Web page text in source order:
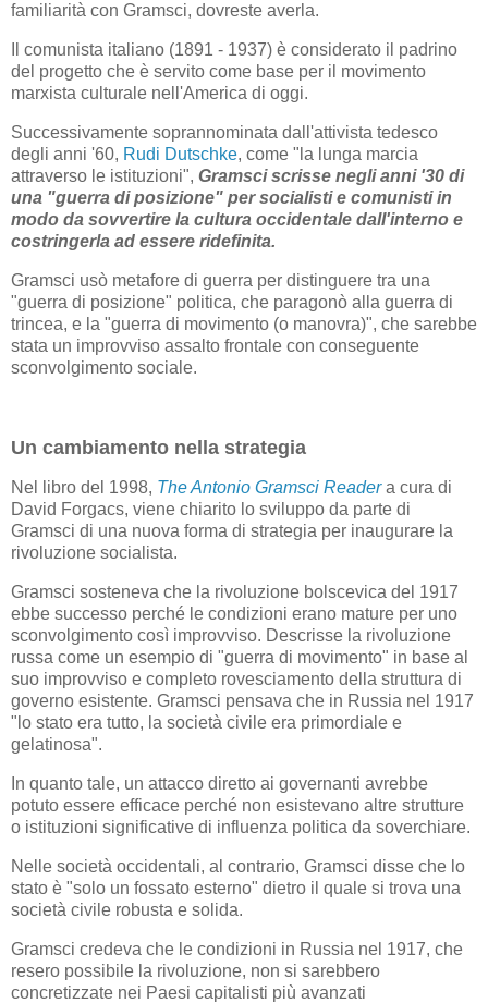
familiarità con Gramsci, dovreste averla.
Il comunista italiano (1891 - 1937) è considerato il padrino
del progetto che è servito come base per il movimento
marxista culturale nell'America di oggi.
Successivamente soprannominata dall'attivista tedesco
degli anni '60, Rudi Dutschke, come "la lunga marcia
attraverso le istituzioni", Gramsci scrisse negli anni '30 di
una "guerra di posizione" per socialisti e comunisti in
modo da sovvertire la cultura occidentale dall'interno e
costringerla ad essere ridefinita.
Gramsci usò metafore di guerra per distinguere tra una
"guerra di posizione" politica, che paragonò alla guerra di
trincea, e la "guerra di movimento (o manovra)", che sarebbe
stata un improvviso assalto frontale con conseguente
sconvolgimento sociale.
Un cambiamento nella strategia
Nel libro del 1998, The Antonio Gramsci Readera cura di
David Forgacs, viene chiarito lo sviluppo da parte di
Gramsci di una nuova forma di strategia per inaugurare la
rivoluzione socialista.
Gramsci sosteneva che la rivoluzione bolscevica del 1917
ebbe successo perché le condizioni erano mature per uno
sconvolgimento così improvviso. Descrisse la rivoluzione
russa come un esempio di "guerra di movimento" in base al
suo improvviso e completo rovesciamento della struttura di
governo esistente. Gramsci pensava che in Russia nel 1917
"lo stato era tutto, la società civile era primordiale e
gelatinosa".
In quanto tale, un attacco diretto ai governanti avrebbe
potuto essere efficace perché non esistevano altre strutture
o istituzioni significative di influenza politica da soverchiare.
Nelle società occidentali, al contrario, Gramsci disse che lo
stato è "solo un fossato esterno" dietro il quale si trova una
società civile robusta e solida.
Gramsci credeva che le condizioni in Russia nel 1917, che
resero possibile la rivoluzione, non si sarebbero
concretizzate nei Paesi capitalisti più avanzati